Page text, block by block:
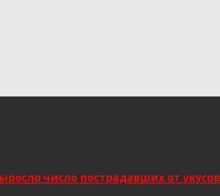
число пострадавших от